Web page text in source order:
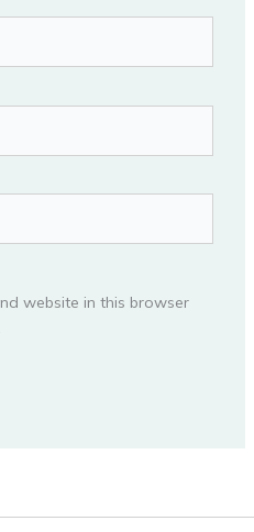
website in this browser